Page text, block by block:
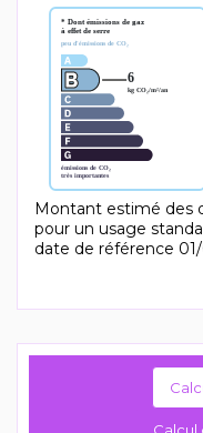
Montant estimé des
pour un usage
date de référence 01/